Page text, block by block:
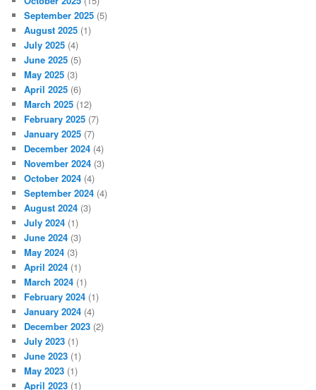
September 2025 (5)
August 2025 (1)
July 2025 (4)
June 2025 (5)
May 2025 (3)
April 2025 (6)
March 2025 (12)
February 2025 (7)
January 2025 (7)
December 2024 (4)
November 2024 (3)
October 2024 (4)
September 2024 (4)
August 2024 (3)
July 2024 (1)
June 2024 (3)
May 2024 (3)
April 2024 (1)
March 2024 (1)
February 2024 (1)
January 2024 (4)
December 2023 (2)
July 2023 (1)
June 2023 (1)
May 2023 (1)
April 2023 (1)